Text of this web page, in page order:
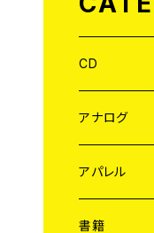
CD
JAPAN
WORLD
アナログ
JAPAN
７EP
WORLD
アパレル
JAPAN
書籍